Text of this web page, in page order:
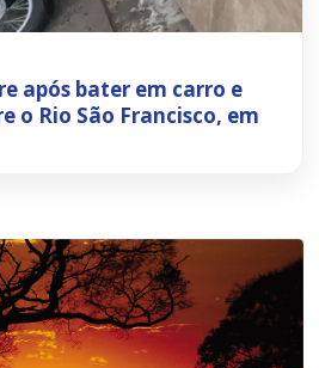
após bater em carro e
o Rio São Francisco, em